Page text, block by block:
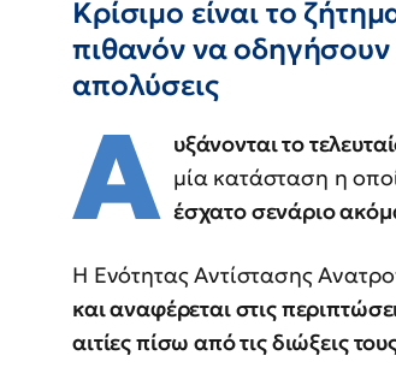
Κρίσιμο είναι το
πιθανόν να οδηγήσουν
απολύσεις
Α υξάνονται το
μία κατάσταση η
έσχατο σενάριο
Η Ενότητας Αντίστασης
και αναφέρεται στις
αιτίες πίσω από τις διώξεις